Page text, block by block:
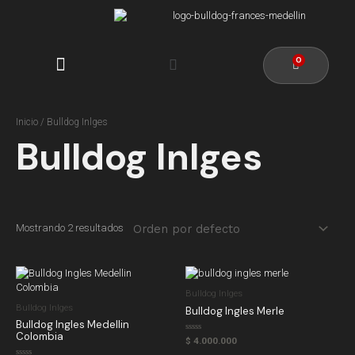
Inicio / Bulldog Inlges
Bulldog Inlges
Mostrando 2 resultados
Bulldog Inlges
Bulldog Ingles Medellin
Colombia
Bulldog Inlges
Bulldog Ingles Merle
Valorado
en
$ 4.000.000